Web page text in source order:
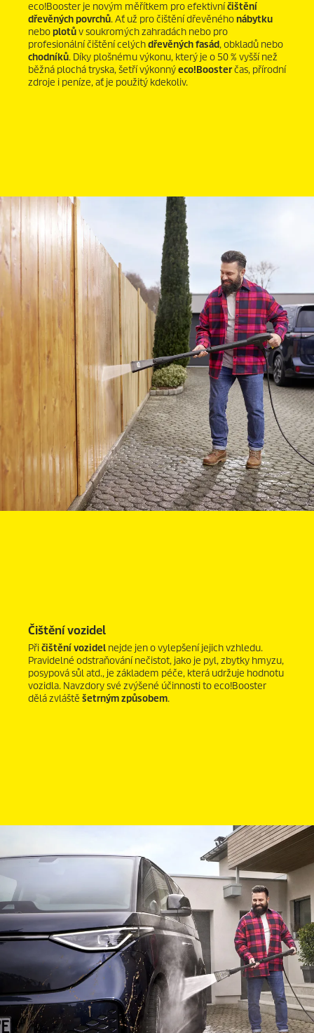
eco!Booster je novým měřítkem pro efektivníčištění
dřevěných povrchů. Ať už pro čištění dřevěnéhonábytku
neboplotův soukromých zahradách nebo pro
profesionální čištění celýchdřevěných fasád, obkladů nebo
chodníků. Díky plošnému výkonu, který je o 50 % vyšší než
běžná plochá tryska, šetří výkonnýeco!Boosterčas, přírodní
zdroje i peníze, ať je použitý kdekoliv.
Čištění vozidel
Přičištění vozidel nejde jen o vylepšení jejich vzhledu.
Pravidelné odstraňování nečistot, jako je pyl, zbytky hmyzu,
posypová sůl atd., je základem péče, která udržuje hodnotu
vozidla. Navzdory své zvýšené účinnosti toeco!Booster
dělá zvláště šetrným způsobem.